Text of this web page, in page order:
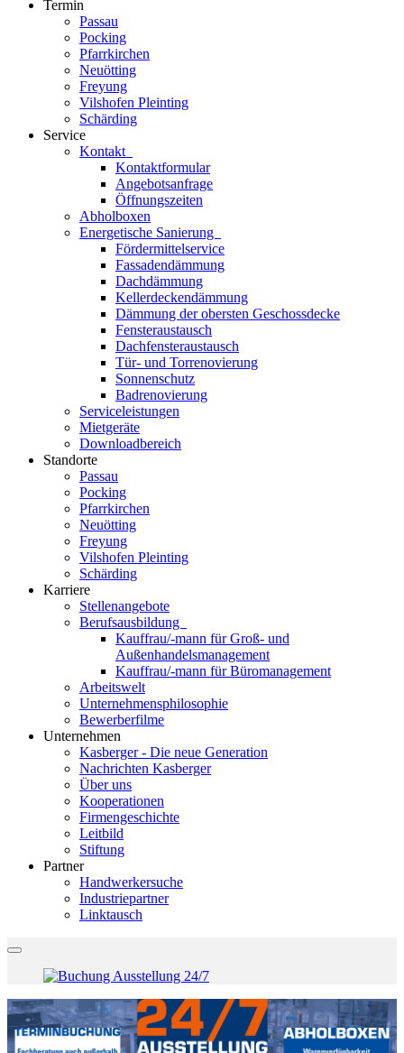
Termin
Passau
Pocking
Pfarrkirchen
Neuötting
Freyung
Vilshofen Pleinting
Schärding
Service
Kontakt
Kontaktformular
Angebotsanfrage
Öffnungszeiten
Abholboxen
Energetische Sanierung
Fördermittelservice
Fassadendämmung
Dachdämmung
Kellerdeckendämmung
Dämmung der obersten Geschossdecke
Fensteraustausch
Dachfensteraustausch
Tür- und Torrenovierung
Sonnenschutz
Badrenovierung
Serviceleistungen
Mietgeräte
Downloadbereich
Standorte
Passau
Pocking
Pfarrkirchen
Neuötting
Freyung
Vilshofen Pleinting
Schärding
Karriere
Stellenangebote
Berufsausbildung
Kauffrau/-mann für Groß- und
Außenhandelsmanagement
Kauffrau/-mann für Büromanagement
Arbeitswelt
Unternehmensphilosophie
Bewerberfilme
Unternehmen
Kasberger - Die neue Generation
Nachrichten Kasberger
Über uns
Kooperationen
Firmengeschichte
Leitbild
Stiftung
Partner
Handwerkersuche
Industriepartner
Linktausch